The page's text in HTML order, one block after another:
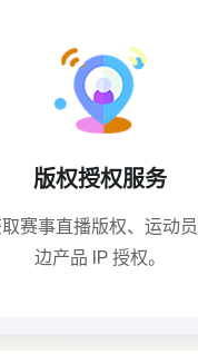
版权授权服务
赛事直播版权、运动
边产品 IP 授权。